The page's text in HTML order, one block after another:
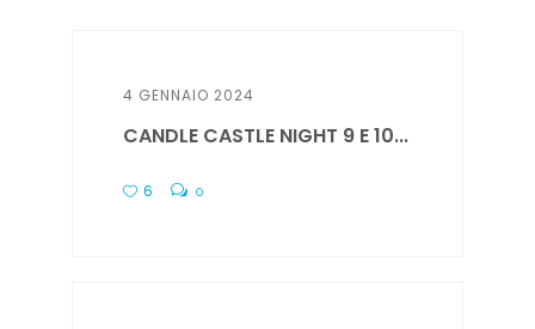
4 GENNAIO 2024
CANDLE CASTLE NIGHT 9 E 10...
6 0